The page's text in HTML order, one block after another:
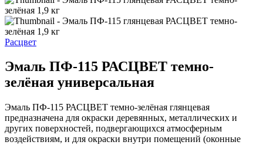
Расцвет
Эмаль ПФ-115 РАСЦВЕТ темно-
зелёная универсальная
Эмаль ПФ-115 РАСЦВЕТ темно-зелёная глянцевая
предназначена для окраски деревянных, металлических и
других поверхностей, подвергающихся атмосферным
воздействиям, и для окраски внутри помещений (оконные